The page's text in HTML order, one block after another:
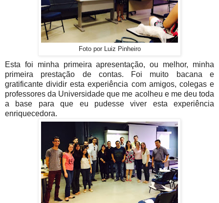
Foto por Luiz Pinheiro
Esta foi minha primeira apresentação, ou melhor, minha
primeira prestação de contas. Foi muito bacana e
gratificante dividir esta experiência com amigos, colegas e
professores da Universidade que me acolheu e me deu toda
a base para que eu pudesse viver esta experiência
enriquecedora.